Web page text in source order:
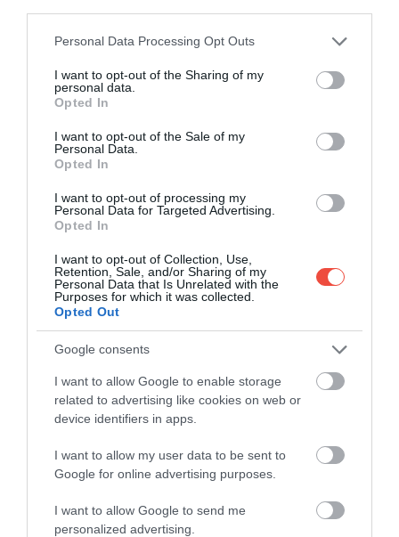
Please note that this website/app uses one or more Google
not limited to your visit or usage behaviour. You may click to
grant or deny consent to Google and its third-party tags to
use your data for below specified purposes in below Google
consent section.
Personal Data Processing Opt Outs
I want to opt-out of the Sharing of my
personal data.
Opted In
I want to opt-out of the Sale of my
Personal Data.
Opted In
I want to opt-out of processing my
Personal Data for Targeted Advertising.
Opted In
I want to opt-out of Collection, Use,
Retention, Sale, and/or Sharing of my
Personal Data that Is Unrelated with the
Purposes for which it was collected.
Opted Out
Google consents
I want to allow Google to enable storage
related to advertising like cookies on web or
device identifiers in apps.
I want to allow my user data to be sent to
Google for online advertising purposes.
I want to allow Google to send me
personalized advertising.
Foto: Shutterstock